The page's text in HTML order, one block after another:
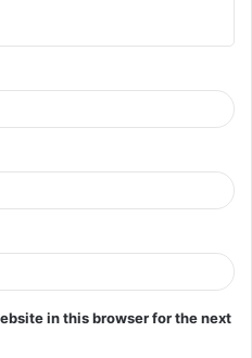
in this browser for the next